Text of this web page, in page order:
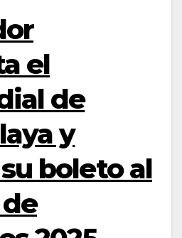
el
de
y
boleto al